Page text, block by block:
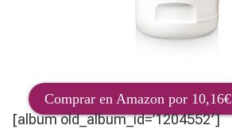
Comprar en Amazon por 10,16€
[album old_album_id=’1204552′]